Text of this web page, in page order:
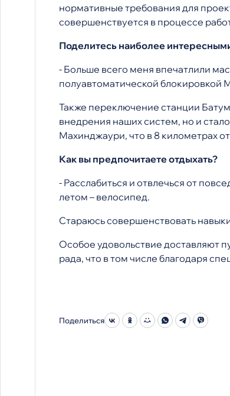
нормативные требования для
совершенствуется в процессе
Поделитесь наиболее
- Больше всего меня впечатлили
полуавтоматической
Также переключение станции
внедрения наших систем, но и
Махинджаури, что в 8 километрах
Как вы предпочитаете отдыхать?
- Расслабиться и отвлечься от
летом – велосипед.
Стараюсь совершенствовать
Особое удовольствие доставляют
рада, что в том числе благодаря
Поделиться